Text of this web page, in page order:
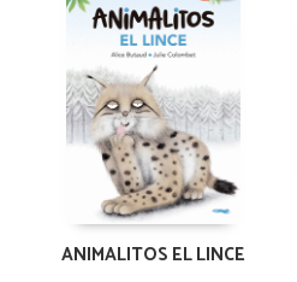
ANIMALITOS EL LINCE